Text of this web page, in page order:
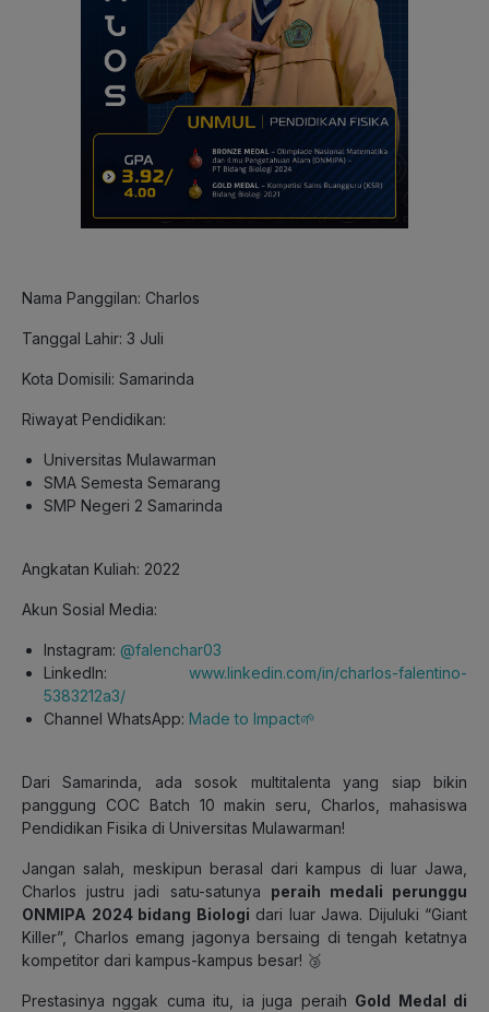
Nama Panggilan: Charlos
Tanggal Lahir: 3 Juli
Kota Domisili: Samarinda
Riwayat Pendidikan:
Universitas Mulawarman
SMA Semesta Semarang
SMP Negeri 2 Samarinda
Angkatan Kuliah: 2022
Akun Sosial Media:
Instagram: @falenchar03
LinkedIn: www.linkedin.com/in/charlos-falentino-
5383212a3/
Channel WhatsApp: Made to Impact🌱
Dari Samarinda, ada sosok multitalenta yang siap bikin
panggung COC Batch 10 makin seru, Charlos, mahasiswa
Pendidikan Fisika di Universitas Mulawarman!
Jangan salah, meskipun berasal dari kampus di luar Jawa,
Charlos justru jadi satu-satunya peraih medali perunggu
ONMIPA 2024 bidang Biologi dari luar Jawa. Dijuluki “Giant
Killer”, Charlos emang jagonya bersaing di tengah ketatnya
kompetitor dari kampus-kampus besar! 🥉
Prestasinya nggak cuma itu, ia juga peraih Gold Medal di